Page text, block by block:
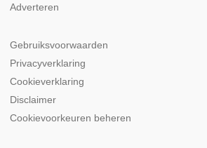
Adverteren
Gebruiksvoorwaarden
Privacyverklaring
Cookieverklaring
Disclaimer
Cookievoorkeuren beheren